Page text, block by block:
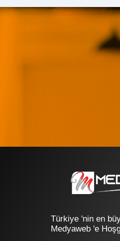
Türkiye 'nin en
Medyaweb 'e